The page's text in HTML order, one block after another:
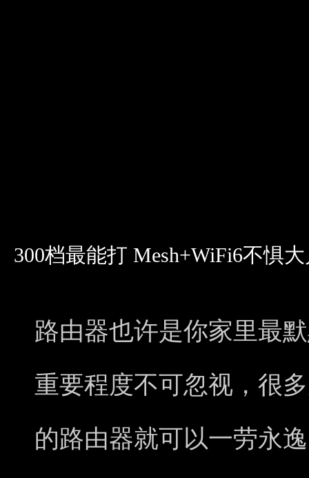
300档最能打 Mesh+WiFi6不惧
路由器也许是你家里最
重要程度不可忽视，很
的路由器就可以一劳永